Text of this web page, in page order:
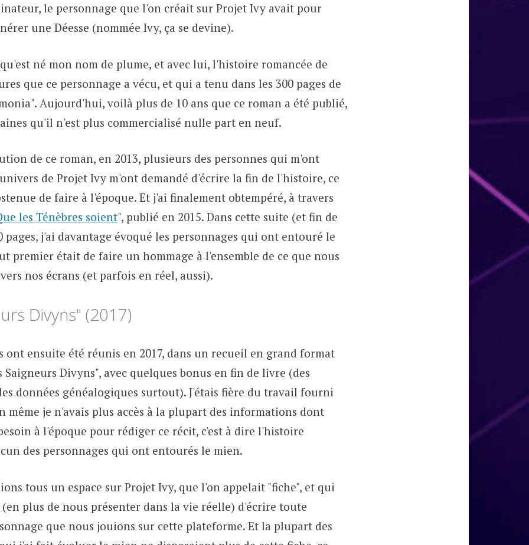
le personnage que l'on créait sur Projet Ivy avait pour
une Déesse (nommée Ivy, ça se devine).
qu'est né mon nom de plume, et avec lui, l'histoire romancée de
que ce personnage a vécu, et qui a tenu dans les 300 pages de
Aujourd'hui, voilà plus de 10 ans que ce roman a été publié,
qu'il n'est plus commercialisé nulle part en neuf.
de ce roman, en 2013, plusieurs des personnes qui m'ont
de Projet Ivy m'ont demandé d'écrire la fin de l'histoire, ce
de faire à l'époque. Et j'ai finalement obtempéré, à travers
les Ténèbres soient", publié en 2015. Dans cette suite (et fin de
j'ai davantage évoqué les personnages qui ont entouré le
premier était de faire un hommage à l'ensemble de ce que nous
nos écrans (et parfois en réel, aussi).
Divyns" (2017)
ont ensuite été réunis en 2017, dans un recueil en grand format
Divyns", avec quelques bonus en fin de livre (des
données généalogiques surtout). J'étais fière du travail fourni
même je n'avais plus accès à la plupart des informations dont
à l'époque pour rédiger ce récit, c'est à dire l'histoire
des personnages qui ont entourés le mien.
tous un espace sur Projet Ivy, que l'on appelait "fiche", et qui
plus de nous présenter dans la vie réelle) d'écrire toute
que nous jouions sur cette plateforme. Et la plupart des